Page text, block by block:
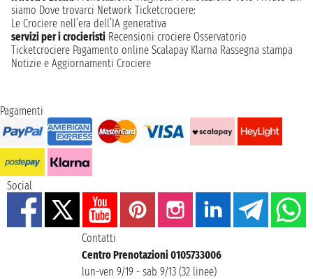
siamo Dove trovarci Network Ticketcrociere:
Le Crociere nell’era dell’IA generativa
servizi per i crocieristi Recensioni crociere Osservatorio
Ticketcrociere Pagamento online Scalapay Klarna Rassegna stampa
Notizie e Aggiornamenti Crociere
Pagamenti
Social
Contatti
Centro Prenotazioni 0105733006
lun-ven 9/19 - sab 9/13 (32 linee)